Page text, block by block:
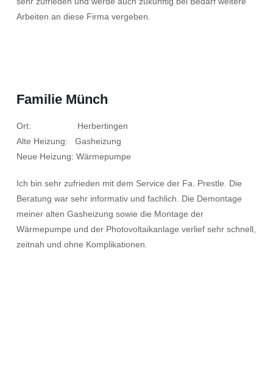
Arbeiten an diese Firma vergeben.
Familie Münch
Ort: Herbertingen
Alte Heizung: Gasheizung
Neue Heizung: Wärmepumpe
Ich bin sehr zufrieden mit dem Service der Fa. Prestle. Die
Beratung war sehr informativ und fachlich. Die Demontage
meiner alten Gasheizung sowie die Montage der
Wärmepumpe und der Photovoltaikanlage verlief sehr schnell,
zeitnah und ohne Komplikationen.